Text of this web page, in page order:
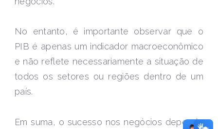
No entanto, é importante observar que o
PIB é apenas um indicador macroeconômico
e não reflete necessariamente a situação de
todos os setores ou regiões dentro de um
país.
Em suma, o sucesso nos negócios depende